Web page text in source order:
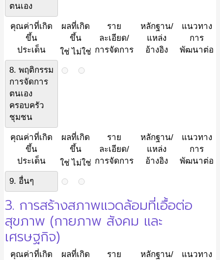
ตนเอง
คุณค่าที่เกิด
ขึ้น
ประเด็น
ผลที่เกิด
ขึ้น
ราย
ละเอียด/
การจัดการ
หลักฐาน/
แหล่ง
อ้างอิง
แนวทาง
การ
พัฒนาต่อ
ใช่ ไม่ใช่
8. พฤติกรรม
การจัดการ
ตนเอง
ครอบครัว
ชุมชน
คุณค่าที่เกิด
ขึ้น
ประเด็น
ผลที่เกิด
ขึ้น
ราย
ละเอียด/
การจัดการ
หลักฐาน/
แหล่ง
อ้างอิง
แนวทาง
การ
พัฒนาต่อ
ใช่ ไม่ใช่
9. อื่นๆ
3. การสร้างสภาพแวดล้อมที่เอื้อต่อ
สุขภาพ (กายภาพ สังคม และ
เศรษฐกิจ)
คุณค่าที่เกิด
ผลที่เกิด
ราย
หลักฐาน/
แนวทาง